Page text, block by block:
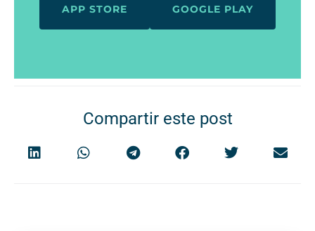
APP STORE GOOGLE PLAY
Compartir este post